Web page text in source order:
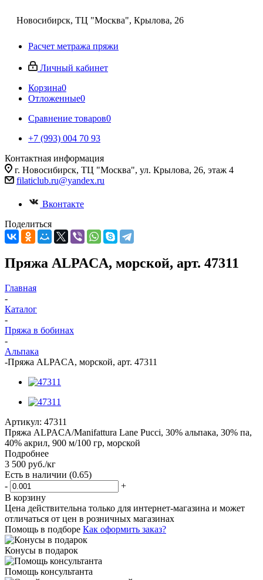
Новосибирск, ТЦ "Москва", Крылова, 26
Расчет метража пряжи
Личный кабинет
Корзина0
Отложенные0
Сравнение товаров0
+7 (993) 004 70 93
Контактная информация
г. Новосибирск, ТЦ "Москва", ул. Крылова, 26, этаж 4
filaticlub.ru@yandex.ru
Вконтакте
Поделиться
Пряжа ALPACA, морской, арт. 47311
Главная
-
Каталог
-
Пряжа в бобинах
-
Альпака
-Пряжа ALPACA, морской, арт. 47311
Артикул: 47311
Пряжа ALPACA/Manifattura Lane Pucci, 30% альпака, 30% па,
40% акрил, 900 м/100 гр, морской
Подробнее
3 500 руб./кг
Есть в наличии (0.65)
-
+
В корзину
Цена действительна только для интернет-магазина и может
отличаться от цен в розничных магазинах
Помощь в подборе Как оформить заказ?
Конусы в подарок
Помощь консультанта